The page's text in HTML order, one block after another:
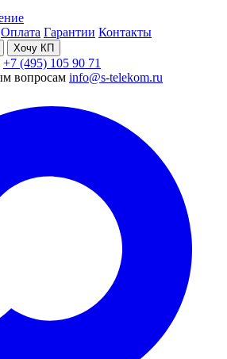
Оплата Гарантии Контакты
Хочу КП
+7 (495) 105 90 71
вопросам info@s-telekom.ru